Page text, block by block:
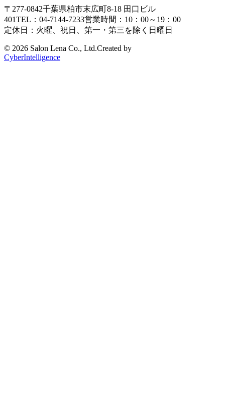
〒277-0842千葉県柏市末広町8-18 田口ビル
401TEL：04-7144-7233営業時間：10：00～19：00
定休日：火曜、祝日、第一・第三を除く日曜日
© 2026 Salon Lena Co., Ltd.Created by
CyberIntelligence